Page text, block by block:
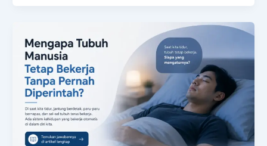
Tubuh
Manusia
Tetap
Bekerja
Tanpa
Pernah
Diperintah?